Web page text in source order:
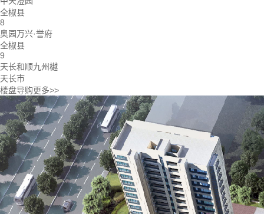
全椒县
8
奥园万兴·誉府
全椒县
9
天长和顺九州樾
天长市
楼盘导购更多>>